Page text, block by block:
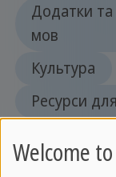
Додатки та
мов
Культура
Ресурси
Welcome